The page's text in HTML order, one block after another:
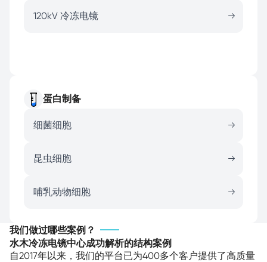
120kV 冷冻电镜
蛋白制备
细菌细胞
昆虫细胞
哺乳动物细胞
我们做过哪些案例？
水木冷冻电镜中心成功解析的结构案例
自2017年以来，我们的平台已为400多个客户提供了高质量